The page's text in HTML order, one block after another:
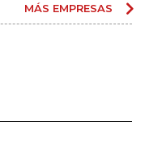
MÁS EMPRESAS